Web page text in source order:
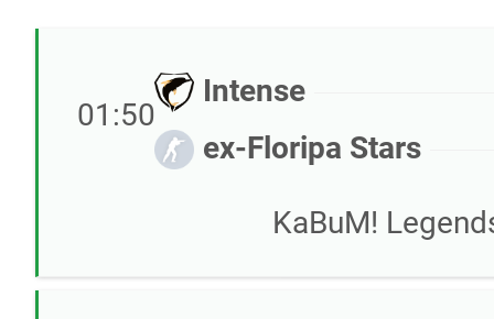
01:50
Intense
ex-Floripa Stars
KaBuM!